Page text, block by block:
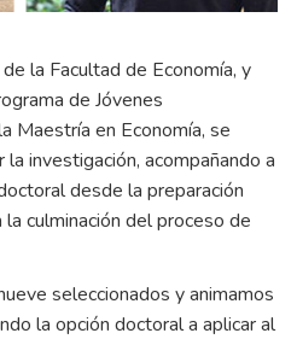
la Facultad de Economía, y
de Jóvenes
Maestría en Economía, se
investigación, acompañando a
desde la preparación
culminación del proceso de
seleccionados y animamos
la opción doctoral a aplicar al